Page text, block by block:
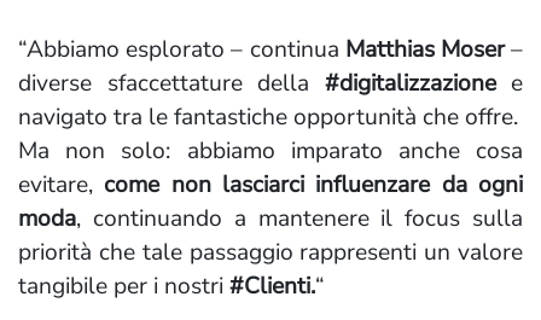
“Abbiamo esplorato – continua Matthias Moser–
diverse sfaccettature della #digitalizzazionee
navigato tra le fantastiche opportunità che offre.
Ma non solo: abbiamo imparato anche cosa
evitare, come non lasciarci influenzare da ogni
moda, continuando a mantenere il focus sulla
priorità che tale passaggio rappresenti un valore
tangibile per i nostri#Clienti.“